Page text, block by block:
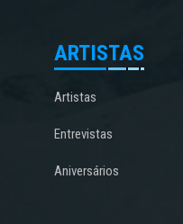
ARTISTAS
Artistas
Entrevistas
Aniversários